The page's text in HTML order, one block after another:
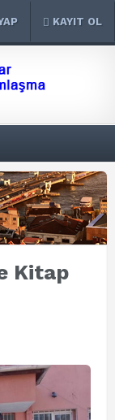
KAYIT OL
Kitap